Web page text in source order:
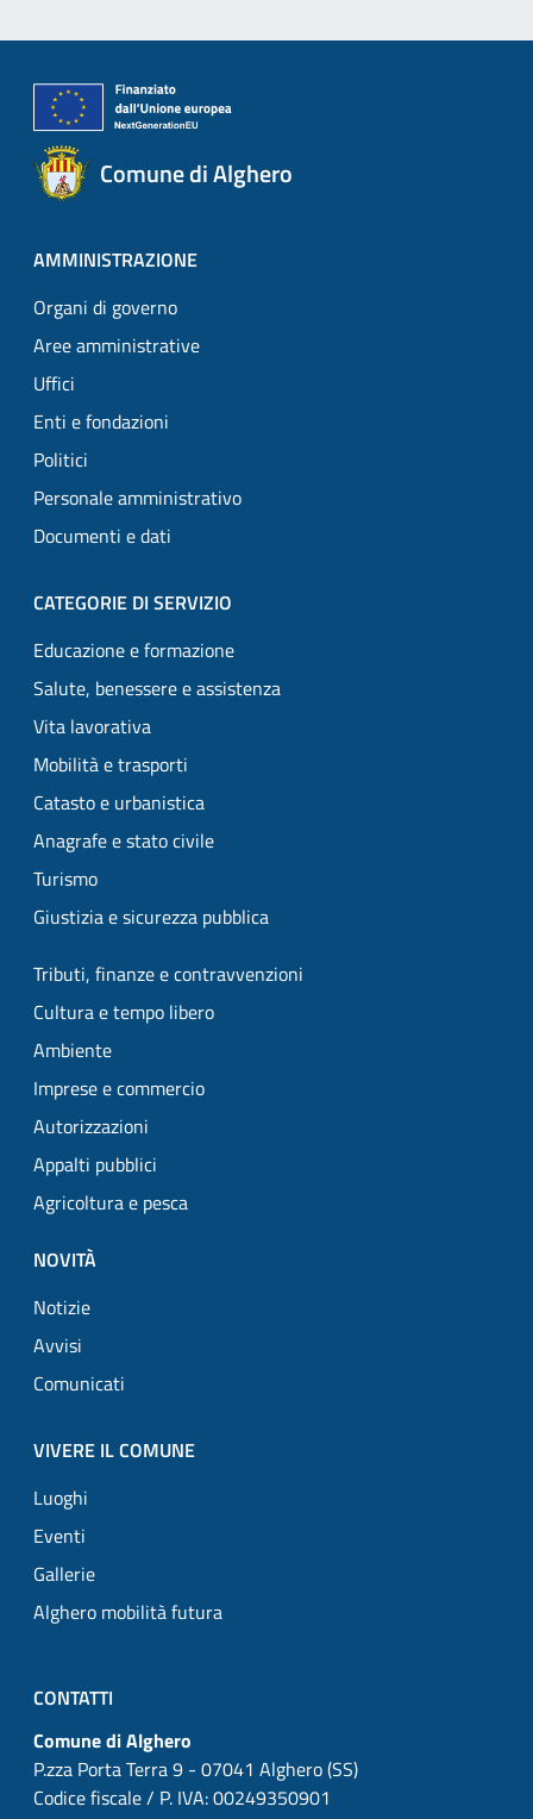
Comune di Alghero
AMMINISTRAZIONE
Organi di governo
Aree amministrative
Uffici
Enti e fondazioni
Politici
Personale amministrativo
Documenti e dati
CATEGORIE DI SERVIZIO
Educazione e formazione
Salute, benessere e assistenza
Vita lavorativa
Mobilità e trasporti
Catasto e urbanistica
Anagrafe e stato civile
Turismo
Giustizia e sicurezza pubblica
Tributi, finanze e contravvenzioni
Cultura e tempo libero
Ambiente
Imprese e commercio
Autorizzazioni
Appalti pubblici
Agricoltura e pesca
NOVITÀ
Notizie
Avvisi
Comunicati
VIVERE IL COMUNE
Luoghi
Eventi
Gallerie
Alghero mobilità futura
CONTATTI
Comune di Alghero
P.zza Porta Terra 9 - 07041 Alghero (SS)
Codice fiscale / P. IVA: 00249350901